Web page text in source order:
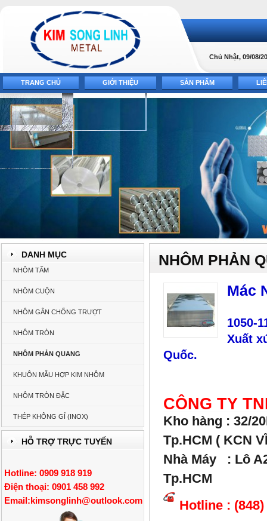
Chủ Nhật, 09/08/
TRANG CHỦ GIỚI THIỆU SẢN PHẨM
DANH MỤC
NHÔM TẤM
NHÔM CUỘN
NHÔM GÂN CHỐNG TRƯỢT
NHÔM TRÒN
NHÔM PHẢN QUANG
KHUÔN MẪU HỢP KIM NHÔM
NHÔM TRÒN ĐẶC
THÉP KHÔNG GỈ (INOX)
HỖ TRỢ TRỰC TUYẾN
Hotline: 0909 918 919
Điện thoại: 0901 458 992
Email:kimsonglinh@outlook.com
NHÔM PHẢN
Mác
1050-
Xuất
Quốc.
CÔNG TY
Kho hàng : 32/
Tp.HCM ( KCN
Nhà Máy : Lô
Tp.HCM
Hotline : (848)